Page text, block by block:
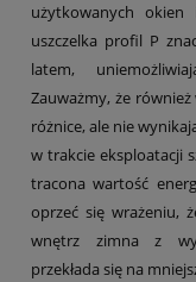
użytkowanych
uszczelka profil P
latem,
Zauważmy, że
różnice, ale nie
w trakcie eksploatacji
tracona wartość
oprzeć się wrażeniu,
wnętrz zimna z
przekłada się na